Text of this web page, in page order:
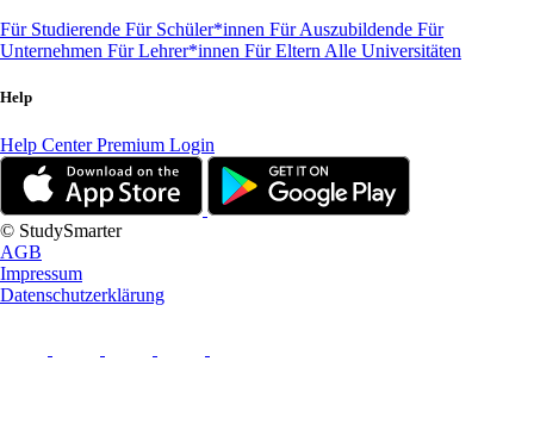
Für Studierende Für Schüler*innen Für Auszubildende Für
Unternehmen Für Lehrer*innen Für Eltern Alle Universitäten
Help
Help CenterPremium Login
© StudySmarter
AGB
Impressum
Datenschutzerklärung